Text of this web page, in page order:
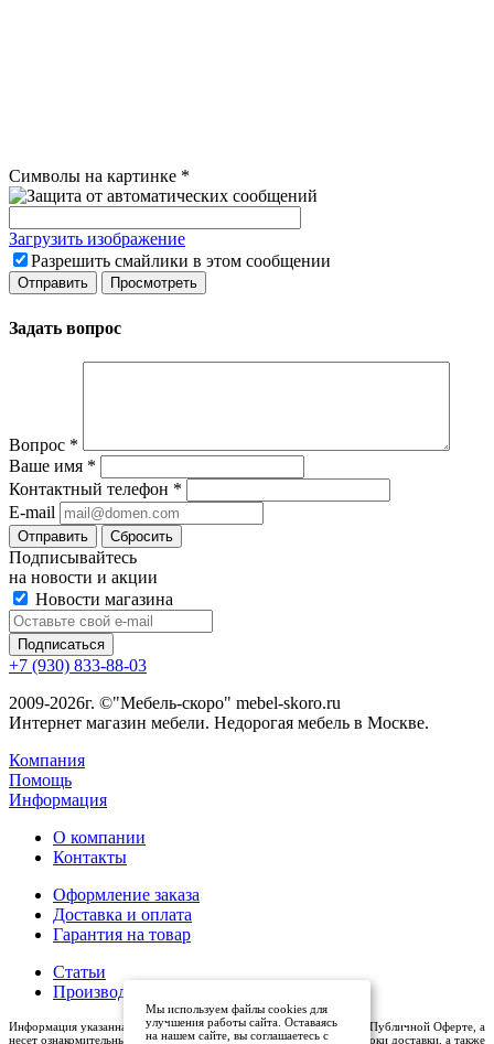
Символы на картинке *
Загрузить изображение
Разрешить смайлики в этом сообщении
Задать вопрос
Вопрос *
Ваше имя *
Контактный телефон *
E-mail
Сбросить
Подписывайтесь
на новости и акции
Новости магазина
+7 (930) 833-88-03
2009-2026г. ©"Мебель-скоро" mebel-skoro.ru
Интернет магазин мебели. Недорогая мебель в Москве.
Компания
Помощь
Информация
О компании
Контакты
Оформление заказа
Доставка и оплата
Гарантия на товар
Статьи
Производители
Информация указанная на сайте (описания и цены), не относится к Публичной Оферте, а
несет ознакомительный характер. Окончательная цена, условия и сроки доставки, а также
Мы используем файлы cookies для
улучшения работы сайта. Оставаясь
на нашем сайте, вы соглашаетесь с